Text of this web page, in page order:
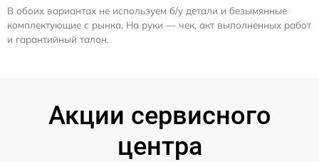
В обоих вариантах не используем б/у детали и безымянные
комплектующие с рынка. На руки — чек, акт выполненных работ
и гарантийный талон.
Акции сервисного
центра